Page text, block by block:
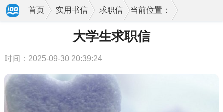
当前位置：
首页 实用书信 求职信
大学生求职信
时间：2025-09-30 20:39:24